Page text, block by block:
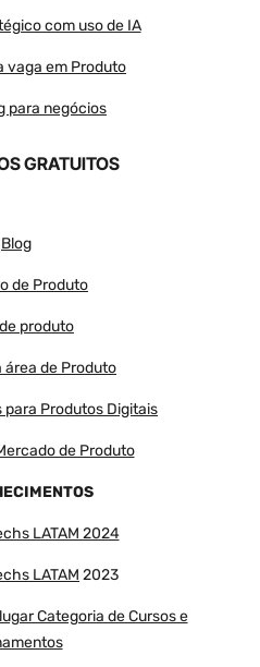
com uso de IA
vaga em Produto
para negócios
GRATUITOS
Blog
de Produto
produto
área de Produto
para Produtos Digitais
de Produto
LATAM 2024
LATAM 2023
Categoria de Cursos e